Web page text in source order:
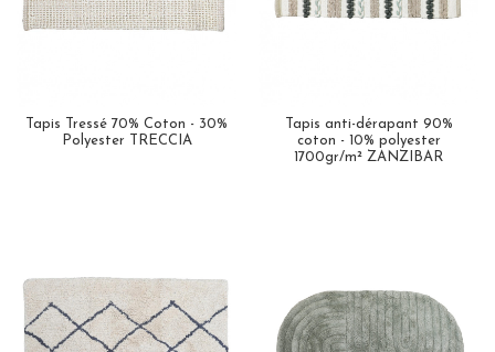
Tapis Tressé 70% Coton - 30%
Polyester TRECCIA
Tapis anti-dérapant 90%
coton - 10% polyester
1700gr/m² ZANZIBAR